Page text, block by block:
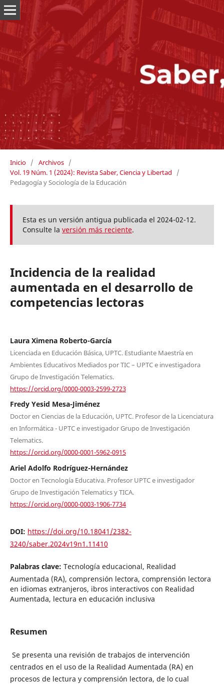
Inicio / Archivos /
Vol. 19 Núm. 1 (2024): Revista Saber, Ciencia y Libertad
/
Pedagogía y Sociología de la Educación
Esta es un versión antigua publicada el 2024-02-12.
Consulte la versión más reciente.
Incidencia de la realidad
aumentada en el desarrollo de
competencias lectoras
Laura Ximena Roberto-García
Licenciada en Educación Básica, UPTC. Estudiante Maestría en
Ambientes Educativos Mediados por TIC – UPTC e investigadora
Grupo de Investigación Telematics.
https://orcid.org/0000-0003-2599-2723
Fredy Yesid Mesa-Jiménez
Doctor en Ciencias de la Educación, UPTC. Profesor de la Licenciatura
en Informática - UPTC e investigador Grupo de Investigación
Telematics.
https://orcid.org/0000-0001-5962-0915
Ariel Adolfo Rodríguez-Hernández
Doctor en Tecnología Educativa. Profesor UPTC e investigador
Grupo de Investigación Telematics y TICA.
https://orcid.org/0000-0003-1906-7734
DOI: https://doi.org/10.18041/2382-
3240/saber.2024v19n1.11410
Palabras clave: Tecnología educacional, Realidad
Aumentada (RA), comprensión lectora, comprensión lectora
en idiomas extranjeros, ibros interactivos con Realidad
Aumentada, lectura en educación inclusiva
Resumen
Se presenta una revisión de trabajos de intervención
centrados en el uso de la Realidad Aumentada (RA) en
procesos de lectura y comprensión lectora, de lo cual